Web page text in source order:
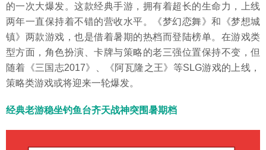
的一次大爆发。这款经典手游，拥有着超长的生命力，上线
两年一直保持着不错的营收水平。《梦幻恋舞》和《梦想城
镇》两款游戏，也是借着暑期的热档而登陆榜单。在游戏类
型方面，角色扮演、卡牌与策略的老三强位置保持不变，但
随着《三国志2017》、《阿瓦隆之王》等SLG游戏的上线，
策略类游戏或将迎来一轮爆发。
经典老游稳坐钓鱼台齐天战神突围暑期档